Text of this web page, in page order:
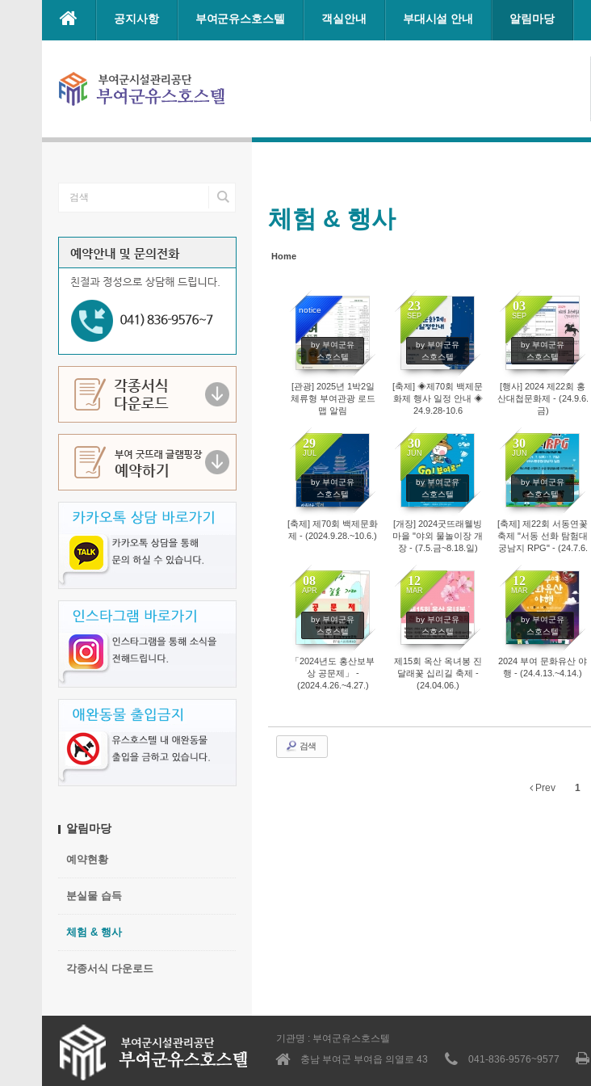
본문으로 바로가기
공지사항 부여군유스호스텔 객실안내 부대시설 안내 알림마당
알림마당
예약현황
분실물 습득
체험 & 행사
각종서식 다운로드
체험 & 행사
Home
notice
by 부여군유
스호스텔
1493
[관광] 2025년 1박2일
체류형 부여관광 로드
맵 알림
23
SEP
by 부여군유
스호스텔
1374
[축제] ◈제70회 백제문
화제 행사 일정 안내 ◈
24.9.28-10.6
03
SEP
by 부여군유
스호스텔
1360
[행사] 2024 제22회 홍
산대첩문화제 - (24.9.6.
금)
29
JUL
by 부여군유
스호스텔
1351
[축제] 제70회 백제문화
제 - (2024.9.28.~10.6.)
30
JUN
by 부여군유
스호스텔
1342
[개장] 2024굿뜨래웰빙
마을 "야외 물놀이장 개
장 - (7.5.금~8.18.일)
30
JUN
by 부여군유
스호스텔
1605
[축제] 제22회 서동연꽃
축제 "서동 선화 탐험대
궁남지 RPG" - (24.7.6.
08
APR
by 부여군유
스호스텔
2342
「2024년도 홍산보부
상 공문제」 -
(2024.4.26.~4.27.)
12
MAR
by 부여군유
스호스텔
2421
제15회 옥산 옥녀봉 진
달래꽃 십리길 축제 -
(24.04.06.)
12
MAR
by 부여군유
스호스텔
2577
2024 부여 문화유산 야
행 - (24.4.13.~4.14.)
검색
Prev 1
기관명 : 부여군유스호스텔
충남 부여군 부여읍 의열로 43
041-836-9576~9577